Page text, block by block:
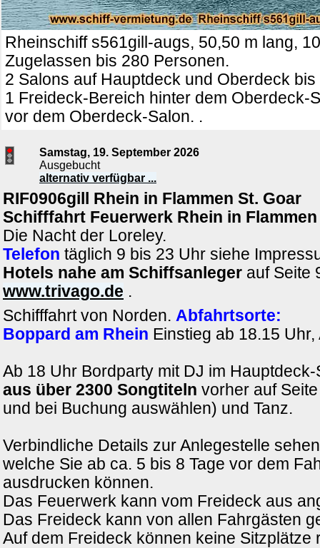
Rheinschiff s561gill-augs, 50,50 m lang,
Zugelassen bis 280 Personen.
2 Salons auf Hauptdeck und Oberdeck
1 Freideck-Bereich hinter dem Oberdeck-
vor dem Oberdeck-Salon. .
Samstag, 19. September 2026
Ausgebucht
alternativ verfügbar ...
RIF0906gill Rhein in Flammen St. Goar
Schifffahrt Feuerwerk Rhein in
Die Nacht der Loreley.
Telefon täglich 9 bis 23 Uhr siehe
Hotels nahe am Schiffsanleger auf Seite
www.trivago.de .
Schifffahrt von Norden. Abfahrtsorte:
Boppard am Rhein Einstieg ab 18.15
Ab 18 Uhr Bordparty mit DJ im
aus über 2300 Songtiteln vorher auf
und bei Buchung auswählen) und Tanz.
Verbindliche Details zur Anlegestelle
welche Sie ab ca. 5 bis 8 Tage vor dem
ausdrucken können.
Das Feuerwerk kann vom Freideck aus
Das Freideck kann von allen Fahrgästen
Auf dem Freideck können keine Sitzplätze